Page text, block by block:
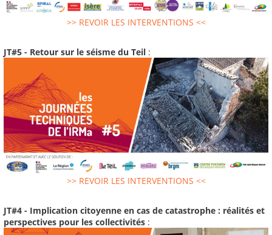
>> REVOIR LES INTERVENTIONS <<
JT#5 - Retour sur le séisme du Teil :
>> REVOIR LES INTERVENTIONS <<
JT#4 - Implication citoyenne en cas de catastrophe : réalités et
perspectives pour les collectivités :